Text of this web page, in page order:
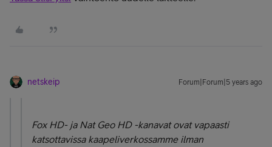
netskeip Forum|Forum|5 years ago
Fox HD- ja Nat Geo HD -kanavat ovat vapaasti
katsottavissa kaapeliverkossamme ilman